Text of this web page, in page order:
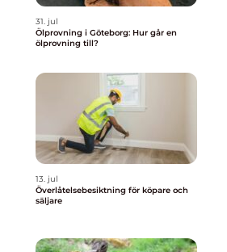
31. jul
Ölprovning i Göteborg: Hur går en
ölprovning till?
13. jul
Överlåtelsebesiktning för köpare och
säljare